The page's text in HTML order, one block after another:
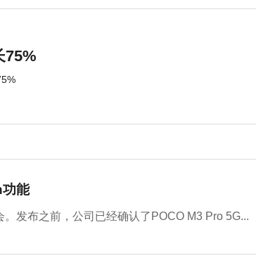
75%
能
发布之前，公司已经确认了POCO M3 Pro 5G...